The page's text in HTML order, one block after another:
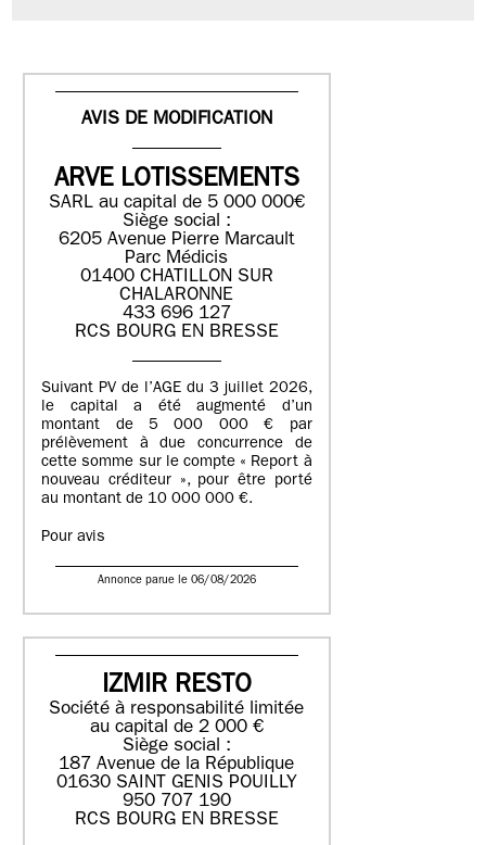
AVIS DE MODIFICATION
ARVE LOTISSEMENTS
SARL au capital de 5 000 000€
Siège social :
6205 Avenue Pierre Marcault
Parc Médicis
01400 CHATILLON SUR
CHALARONNE
433 696 127
RCS BOURG EN BRESSE
Suivant PV de l’AGE du 3 juillet 2026,
le capital a été augmenté d’un
montant de 5 000 000 € par
prélèvement à due concurrence de
cette somme sur le compte « Report à
nouveau créditeur », pour être porté
au montant de 10 000 000 €.
Pour avis
Annonce parue le 06/08/2026
IZMIR RESTO
Société à responsabilité limitée
au capital de 2 000 €
Siège social :
187 Avenue de la République
01630 SAINT GENIS POUILLY
950 707 190
RCS BOURG EN BRESSE